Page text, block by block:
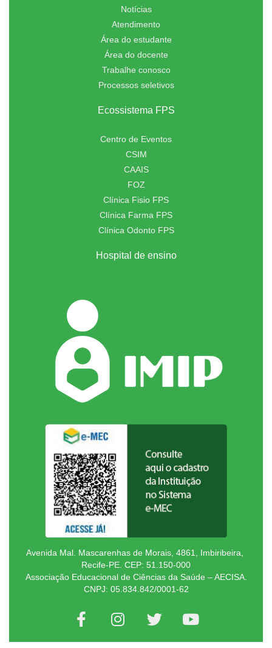
Notícias
Atendimento
Área do estudante
Área do docente
Trabalhe conosco
Processos seletivos
Ecossistema FPS
Centro de Eventos
CSIM
CAAIS
FOZ
Clínica Fisio FPS
Clínica Farma FPS
Clínica Odonto FPS
Hospital de ensino
Avenida Mal. Mascarenhas de Morais, 4861, Imbiribeira,
Recife-PE. CEP: 51.150-000
Associação Educacional de Ciências da Saúde – AECISA.
CNPJ: 05.834.842/0001-62